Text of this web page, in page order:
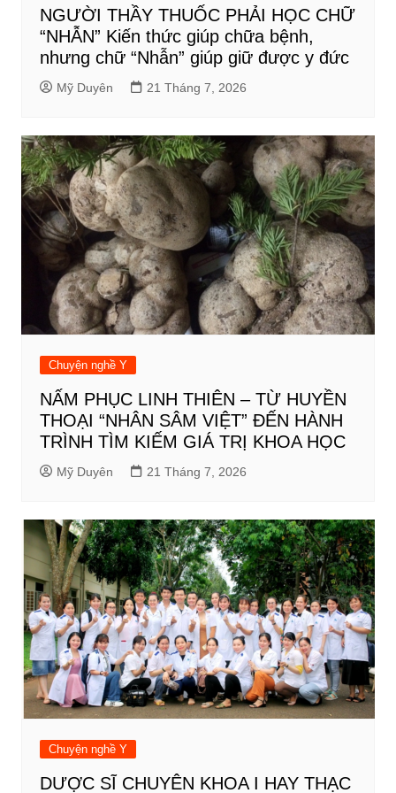
NGƯỜI THẦY THUỐC PHẢI HỌC CHỮ
“NHẪN” Kiến thức giúp chữa bệnh,
nhưng chữ “Nhẫn” giúp giữ được y đức
Mỹ Duyên 21 Tháng 7, 2026
Chuyện nghề Y
NẤM PHỤC LINH THIÊN – TỪ HUYỀN
THOẠI “NHÂN SÂM VIỆT” ĐẾN HÀNH
TRÌNH TÌM KIẾM GIÁ TRỊ KHOA HỌC
Mỹ Duyên 21 Tháng 7, 2026
Chuyện nghề Y
DƯỢC SĨ CHUYÊN KHOA I HAY THẠC